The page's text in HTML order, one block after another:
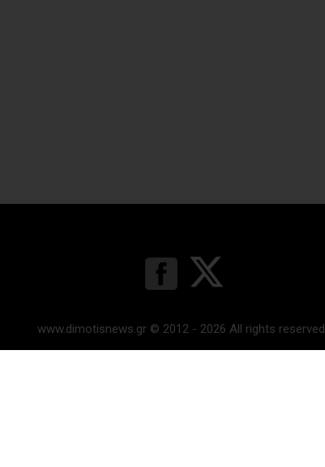
www.dimotisnews.gr © 2012 - 2026 All rights reserved